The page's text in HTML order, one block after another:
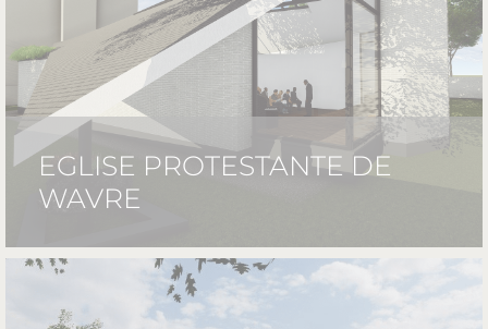
EGLISE PROTESTANTE DE
WAVRE